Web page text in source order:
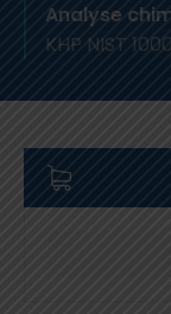
Analyse
KHP NIST